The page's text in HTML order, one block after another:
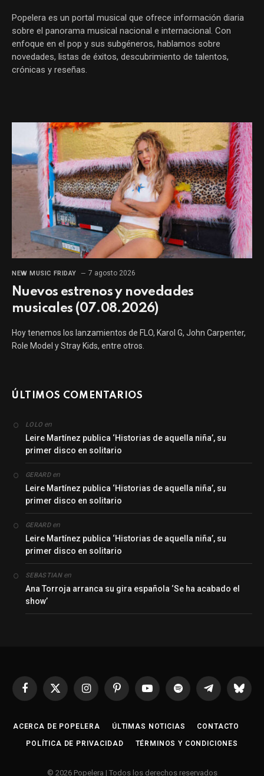
Popelera es un portal musical que ofrece información diaria
sobre el panorama musical nacional e internacional. Con
enfoque en el pop y sus subgéneros, hablamos sobre
novedades, listas de éxitos, descubrimiento de talentos,
crónicas y reseñas.
NEW MUSIC FRIDAY 7 agosto 2026
Nuevos estrenos y novedades
musicales (07.08.2026)
Hoy tenemos los lanzamientos de FLO, Karol G, John Carpenter,
Role Model y Stray Kids, entre otros.
ÚLTIMOS COMENTARIOS
LOLO en
Leire Martínez publica ‘Historias de aquella niña’, su
primer disco en solitario
GERARDen
Leire Martínez publica ‘Historias de aquella niña’, su
primer disco en solitario
GERARDen
Leire Martínez publica ‘Historias de aquella niña’, su
primer disco en solitario
SEBASTIANen
Ana Torroja arranca su gira española ‘Se ha acabado el
show’
Facebook
X
InstagramPinterestYouTubeSpotify Telegrama
ACERCA DE POPELERA ÚLTIMAS NOTICIAS CONTACTO
POLÍTICA DE PRIVACIDAD TÉRMINOS Y CONDICIONES
© 2026 Popelera | Todos los derechos reservados